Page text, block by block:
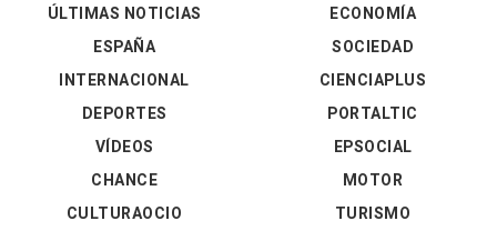
ÚLTIMAS NOTICIAS
ESPAÑA
INTERNACIONAL
DEPORTES
VÍDEOS
ECONOMÍA
SOCIEDAD
CIENCIAPLUS
PORTALTIC
EPSOCIAL
CHANCE
CULTURAOCIO
MOTOR
TURISMO